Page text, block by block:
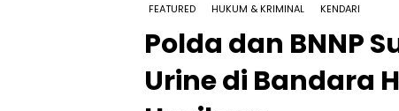
FEATURED HUKUM & KRIMINAL KENDARI
Polda dan BNNP
Urine di Bandara